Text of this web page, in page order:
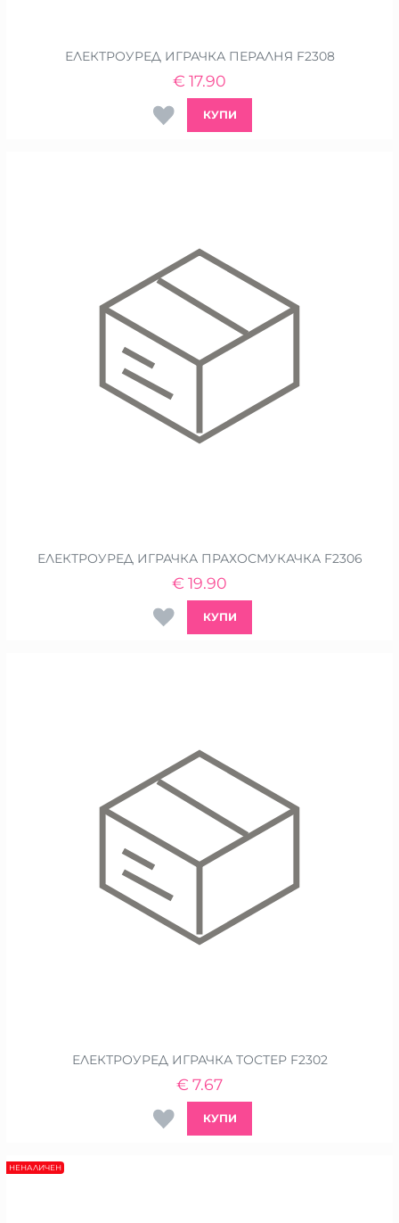
ЕЛЕКТРОУРЕД ИГРАЧКА ПЕРАЛНЯ F2308
17.90
€
КУПИ
ЕЛЕКТРОУРЕД ИГРАЧКА ПРАХОСМУКАЧКА F2306
19.90
€
КУПИ
ЕЛЕКТРОУРЕД ИГРАЧКА ТОСТЕР F2302
7.67
€
КУПИ
НЕНАЛИЧЕН